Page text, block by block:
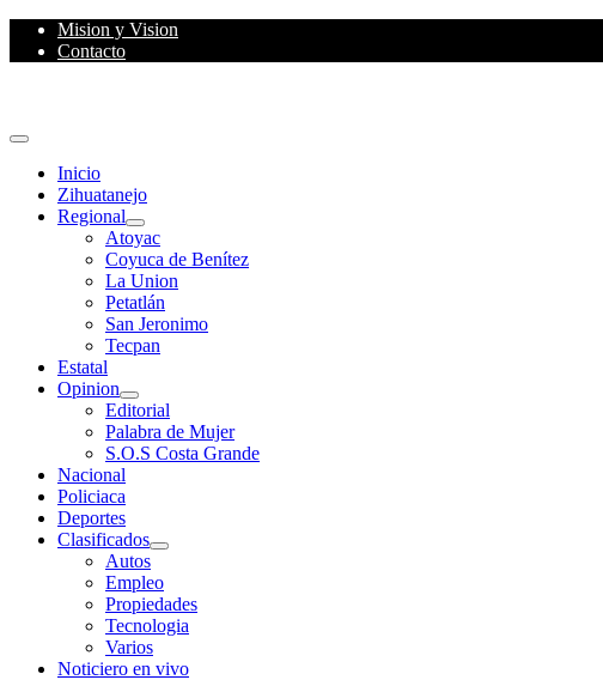
Skip
Mision y Vision
Contacto
Primary
Inicio
Zihuatanejo
Regional
Atoyac
Coyuca de Benítez
La Union
Petatlán
San Jeronimo
Tecpan
Estatal
Opinion
Editorial
Palabra de Mujer
S.O.S Costa Grande
Nacional
Policiaca
Deportes
Clasificados
Autos
Empleo
Propiedades
Tecnologia
Varios
Noticiero en vivo